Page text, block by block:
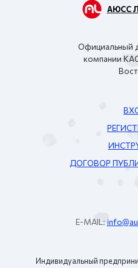
АЮСС
Официальный
компании
ДОГОВОР
E-MAIL:
Индивидуальный